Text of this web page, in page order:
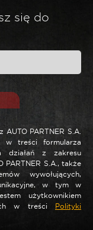
się do
PARTNER S.A.
w treści formularza
działań z zakresu
S.A., także
wywołujących,
w tym w
użytkownikiem
w treści Polityki